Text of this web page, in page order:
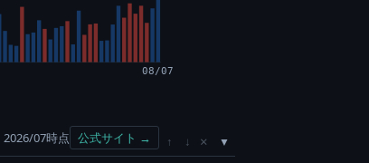
08/07
2026/07時点 公式サイト → ↑ ↓ ×